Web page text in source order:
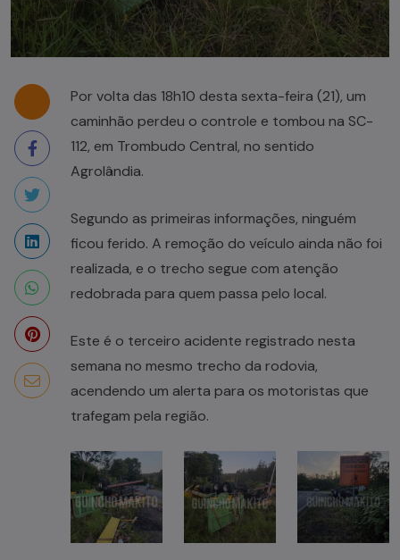
Por volta das 18h10 desta sexta-feira (21), um
caminhão perdeu o controle e tombou na SC-
112, em Trombudo Central, no sentido
Agrolândia.
Segundo as primeiras informações, ninguém
ficou ferido. A remoção do veículo ainda não foi
realizada, e o trecho segue com atenção
redobrada para quem passa pelo local.
Este é o terceiro acidente registrado nesta
semana no mesmo trecho da rodovia,
acendendo um alerta para os motoristas que
trafegam pela região.